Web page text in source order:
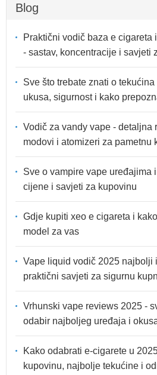
Blog
Praktični vodič baza e cigareta
- sastav, koncentracije i savjeti
Sve što trebate znati o
ukusa, sigurnost i kako
Vodič za vandy vape - detaljna
modovi i atomizeri za pametnu
Sve o vampire vape uređajima
cijene i savjeti za kupovinu
Gdje kupiti xeo e cigareta i
model za vas
Vape liquid vodič 2025 najbolji
praktični savjeti za sigurnu
Vrhunski vape reviews 2025 -
odabir najboljeg uređaja i
Kako odabrati e-cigarete u
kupovinu, najbolje tekućine i